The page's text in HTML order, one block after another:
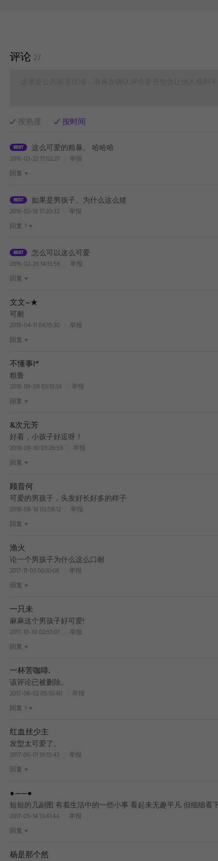
评论 27
按热度 按时间
BEST
这么可爱的粗暴。 哈哈哈
2016-03-22 17:02:27
举报
回复
BEST
如果是男孩子。为什么这么矮
2016-02-19 17:20:32
举报
回复 1
BEST
怎么可以这么可爱
2016-02-20 14:13:56
举报
回复
文文~★
可耐
2019-04-11 04:15:30
举报
回复
不懂事‖*
粗鲁
2018-09-08 03:13:34
举报
回复
&次元芳
好看，小孩子好逗呀！
2018-08-30 03:28:58
举报
回复
顾昔何
可爱的男孩子，头发好长好多的样子
2018-08-16 03:58:12
举报
回复
渔火
论一个男孩子为什么这么口耐
2017-11-03 00:10:06
举报
回复
一只未
麻麻这个男孩子好可爱!
2017-10-30 02:51:07
举报
回复
一杯苦咖啡.
该评论已被删除。
2017-08-02 05:10:40
举报
回复 1
红血丝少主
发型太可爱了。
2017-06-01 19:15:43
举报
回复
●——●
短短的几副图 有着生活中的一些小事 看起来无趣平凡 但细细看
2017-05-14 13:41:44
举报
回复
杨是那个然